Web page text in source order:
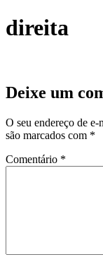
direita
Deixe um
O seu endereço de
são marcados com *
Comentário *